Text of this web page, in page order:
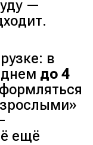
—
в
до 4
ещё